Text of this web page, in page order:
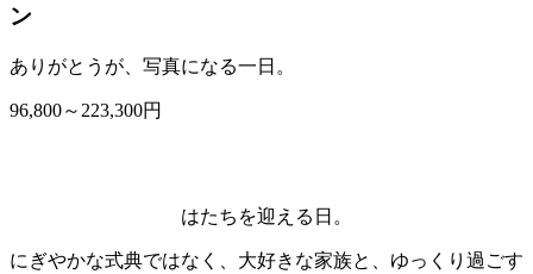
ン
ありがとうが、写真になる一日。
96,800～223,300円
はたちを迎える日。
にぎやかな式典ではなく、大好きな家族と、ゆっくり過ごす